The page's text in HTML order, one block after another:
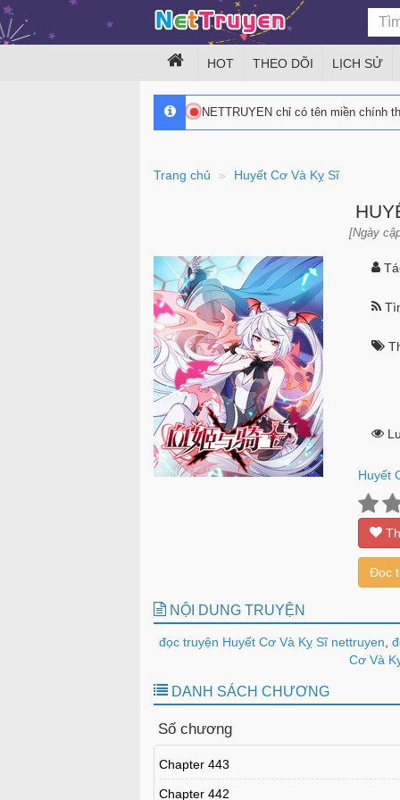
HOT THEO DÕI LỊCH SỬ
NETTRUYEN chỉ có tên miền chính
Trang chủ Huyết Cơ Và Kỵ Sĩ
[Ngày
Huyết
Đọc
NỘI DUNG TRUYỆN
đọc truyện Huyết Cơ Và Kỵ Sĩ nettruyen
Cơ Và
DANH SÁCH CHƯƠNG
Số chương
Chapter 443
Chapter 442